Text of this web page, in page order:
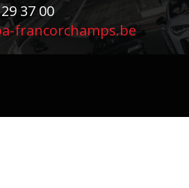
37 00
francorchamps.be